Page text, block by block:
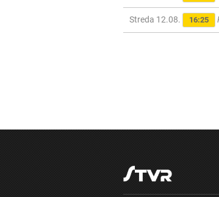
Streda 12.08. 16:25